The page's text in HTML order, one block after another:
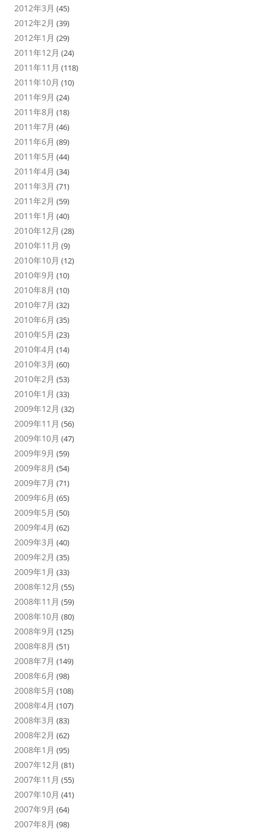
2012年3月 (45)
2012年2月 (39)
2012年1月 (29)
2011年12月 (24)
2011年11月 (118)
2011年10月 (10)
2011年9月 (24)
2011年8月 (18)
2011年7月 (46)
2011年6月 (89)
2011年5月 (44)
2011年4月 (34)
2011年3月 (71)
2011年2月 (59)
2011年1月 (40)
2010年12月 (28)
2010年11月 (9)
2010年10月 (12)
2010年9月 (10)
2010年8月 (10)
2010年7月 (32)
2010年6月 (35)
2010年5月 (23)
2010年4月 (14)
2010年3月 (60)
2010年2月 (53)
2010年1月 (33)
2009年12月 (32)
2009年11月 (56)
2009年10月 (47)
2009年9月 (59)
2009年8月 (54)
2009年7月 (71)
2009年6月 (65)
2009年5月 (50)
2009年4月 (62)
2009年3月 (40)
2009年2月 (35)
2009年1月 (33)
2008年12月 (55)
2008年11月 (59)
2008年10月 (80)
2008年9月 (125)
2008年8月 (51)
2008年7月 (149)
2008年6月 (98)
2008年5月 (108)
2008年4月 (107)
2008年3月 (83)
2008年2月 (62)
2008年1月 (95)
2007年12月 (81)
2007年11月 (55)
2007年10月 (41)
2007年9月 (64)
2007年8月 (98)